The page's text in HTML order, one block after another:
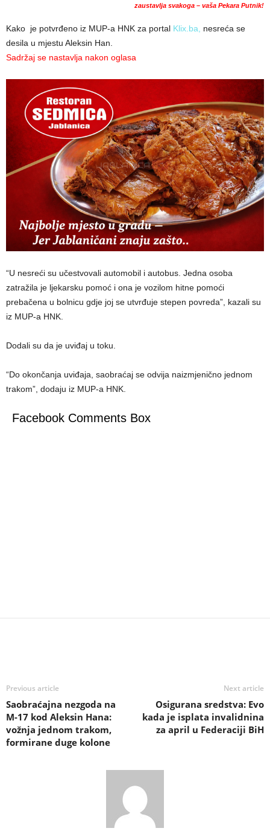
zaustavlja svakoga – vaša Pekara Putnik!
Kako je potvrđeno iz MUP-a HNK za portal Klix.ba,
nesreća se
desila u mjestu Aleksin Han.
Sadržaj se nastavlja nakon oglasa
“U nesreći su učestvovali automobil i autobus. Jedna osoba
zatražila je ljekarsku pomoć i ona je vozilom hitne pomoći
prebačena u bolnicu gdje joj se utvrđuje stepen povreda”, kazali su
iz MUP-a HNK.
Dodali su da je uviđaj u toku.
“Do okončanja uviđaja, saobraćaj se odvija naizmjenično jednom
trakom”, dodaju iz MUP-a HNK.
Facebook Comments Box
Previous article
Saobraćajna nezgoda na
M-17 kod Aleksin Hana:
vožnja jednom trakom,
formirane duge kolone
Next article
Osigurana sredstva: Evo
kada je isplata invalidnina
za april u Federaciji BiH